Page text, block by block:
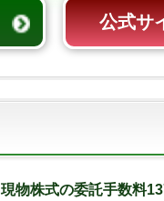
公式サ
現物株式の委託手数料